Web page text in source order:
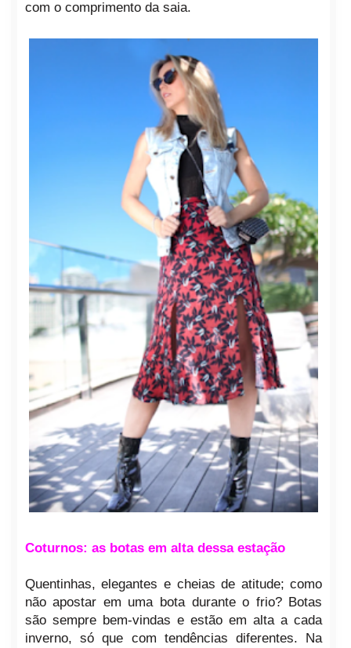
com o comprimento da saia.
Coturnos: as botas em alta dessa estação
Quentinhas, elegantes e cheias de atitude; como
não apostar em uma bota durante o frio? Botas
são sempre bem-vindas e estão em alta a cada
inverno, só que com tendências diferentes. Na